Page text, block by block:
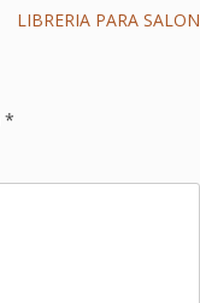
LIBRERIA PARA SALON
*